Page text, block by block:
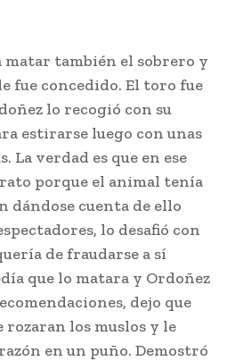
también el sobrero y
fue concedido. El toro fue
lo recogió con su
estirarse luego con unas
La verdad es que en ese
porque el animal tenía
dándose cuenta de ello
lo desafió con
de fraudarse a sí
que lo matara y Ordoñez
dejo que
los muslos y le
en un puño. Demostró